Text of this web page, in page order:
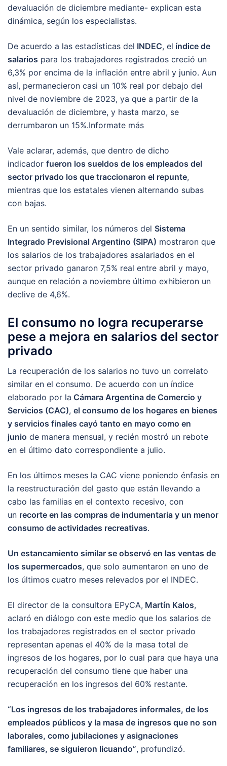
devaluación de diciembre mediante- explican esta
dinámica, según los especialistas.
De acuerdo a las estadísticas del INDEC, el índice de
salarios para los trabajadores registrados creció un
6,3% por encima de la inflación entre abril y junio. Aun
así, permanecieron casi un 10% real por debajo del
nivel de noviembre de 2023, ya que a partir de la
devaluación de diciembre, y hasta marzo, se
derrumbaron un 15%.Informate más
Vale aclarar, además, que dentro de dicho
indicador fueron los sueldos de los empleados del
sector privado los que traccionaron el repunte,
mientras que los estatales vienen alternando subas
con bajas.
En un sentido similar, los números del Sistema
Integrado Previsional Argentino (SIPA) mostraron que
los salarios de los trabajadores asalariados en el
sector privado ganaron 7,5% real entre abril y mayo,
aunque en relación a noviembre último exhibieron un
declive de 4,6%.
El consumo no logra recuperarse
pese a mejora en salarios del sector
privado
La recuperación de los salarios no tuvo un correlato
similar en el consumo. De acuerdo con un índice
elaborado por la Cámara Argentina de Comercio y
Servicios (CAC), el consumo de los hogares en bienes
y servicios finales cayó tanto en mayo como en
junio de manera mensual, y recién mostró un rebote
en el último dato correspondiente a julio.
En los últimos meses la CAC viene poniendo énfasis en
la reestructuración del gasto que están llevando a
cabo las familias en el contexto recesivo, con
un recorte en las compras de indumentaria y un menor
consumo de actividades recreativas.
Un estancamiento similar se observó en las ventas de
los supermercados, que solo aumentaron en uno de
los últimos cuatro meses relevados por el INDEC.
El director de la consultora EPyCA, Martín Kalos,
aclaró en diálogo con este medio que los salarios de
los trabajadores registrados en el sector privado
representan apenas el 40% de la masa total de
ingresos de los hogares, por lo cual para que haya una
recuperación del consumo tiene que haber una
recuperación en los ingresos del 60% restante.
“Los ingresos de los trabajadores informales, de los
empleados públicos y la masa de ingresos que no son
laborales, como jubilaciones y asignaciones
familiares, se siguieron licuando”, profundizó.